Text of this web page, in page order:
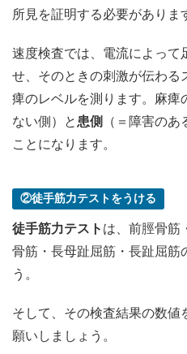
所見を証明する必要がありま
速度検査では、電流によって
せ、そのときの刺激が伝わる
痺のレベルを測ります。麻痺
ない側）と 患側
（＝障害の
ことになります。
②徒手筋力テストをうける
徒手筋力テスト は、前脛骨筋
骨筋・長母趾屈筋・長趾屈筋
う。
そして、その検査結果の数値
願いしましょう。